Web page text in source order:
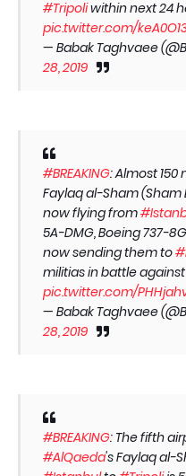
#Tripoliwithin next 24
pic.twitter.com/
— Babak Taghvaee
28, 2019
#BREAKING: Almost
Faylaq al-Sham
now flying from
5A-DMG, Boeing 737-
now sending them to
militias in battle against
pic.twitter.com/
— Babak Taghvaee
28, 2019
#BREAKING: The fifth
#AlQaeda's Faylaq al-